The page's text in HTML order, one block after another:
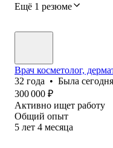
Ещё 1 резюме
Врач косметолог,
32 года • Была сегодня
300 000 ₽
Активно ищет работу
Общий опыт
5 лет 4 месяца